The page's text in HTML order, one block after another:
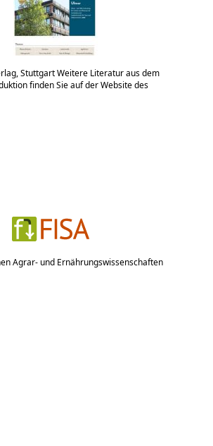
Stuttgart Weitere Literatur aus dem
finden Sie auf der Website des
Agrar- und Ernährungswissenschaften